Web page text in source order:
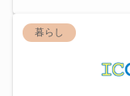
暮らし